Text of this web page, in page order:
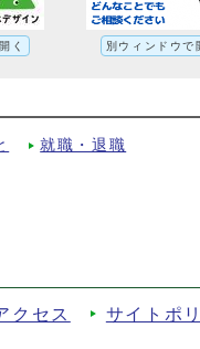
く 別ウィンドウで
就職・退職
クセス サイトポ